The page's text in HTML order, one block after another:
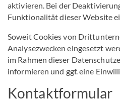
aktivieren. Bei der
Funktionalität dieser Website
Soweit Cookies von
Analysezwecken eingesetzt
im Rahmen dieser
informieren und ggf. eine
Kontaktformular